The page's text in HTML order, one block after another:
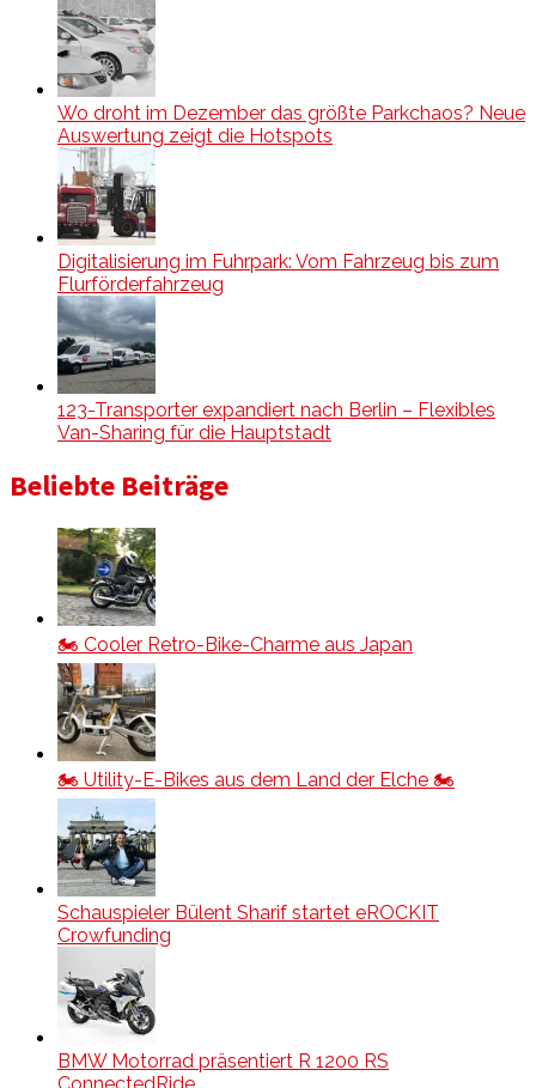
Wo droht im Dezember das größte Parkchaos? Neue
Auswertung zeigt die Hotspots
Digitalisierung im Fuhrpark: Vom Fahrzeug bis zum
Flurförderfahrzeug
123-Transporter expandiert nach Berlin – Flexibles
Van-Sharing für die Hauptstadt
Beliebte Beiträge
🏍️ Cooler Retro-Bike-Charme aus Japan
🏍️ Utility-E-Bikes aus dem Land der Elche 🏍️
Schauspieler Bülent Sharif startet eROCKIT
Crowfunding
BMW Motorrad präsentiert R 1200 RS